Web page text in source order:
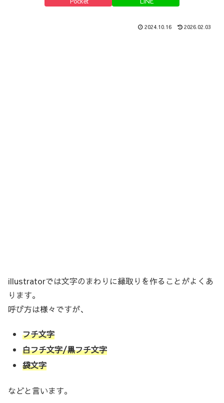
2024.10.16 2026.02.03
illustratorでは文字のまわりに縁取りを作ることがよくあ
ります。
呼び方は様々ですが、
フチ文字
白フチ文字/黒フチ文字
袋文字
などと言います。